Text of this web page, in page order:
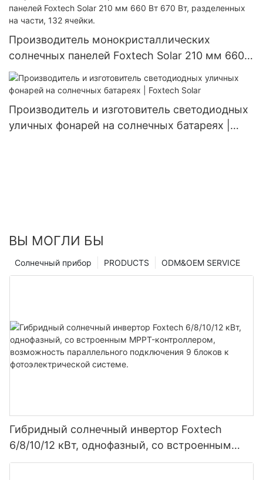
мощностью 60 Вт, 80 Вт, 100 Вт.
Производитель монокристаллических
солнечных панелей Foxtech Solar 210 мм 660
Вт 670 Вт, разделенных на части, 132 ячейки.
Производитель и изготовитель светодиодных
уличных фонарей на солнечных батареях |
ВЫ МОГЛИ БЫ
ODM&OEM SERVICE
PRODUCTS
Солнечный прибор
Гибридный солнечный инвертор Foxtech
6/8/10/12 кВт, однофазный, со встроенным
MPPT-контроллером, возможность